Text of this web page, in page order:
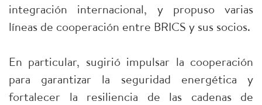
integración internacional, y propuso varias
líneas de cooperación entre BRICS y sus socios.
En particular, sugirió impulsar la cooperación
para garantizar la seguridad energética y
fortalecer la resiliencia de las cadenas de